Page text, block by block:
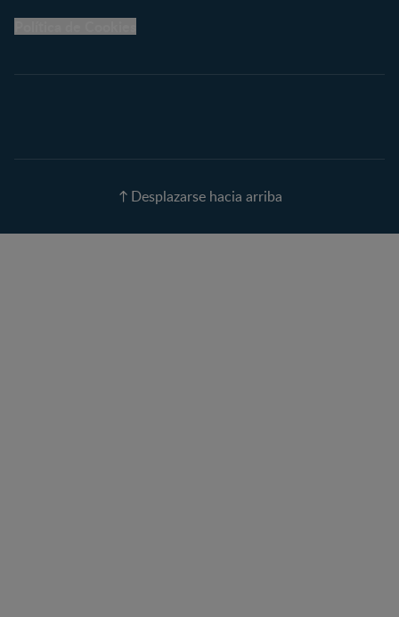
Calculadora de color de
Desplazarse hacia arriba